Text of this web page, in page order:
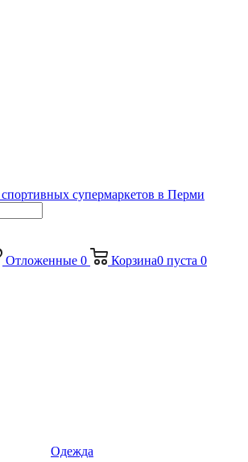
Отложенные 0 Корзина0 пуста 0
Одежда